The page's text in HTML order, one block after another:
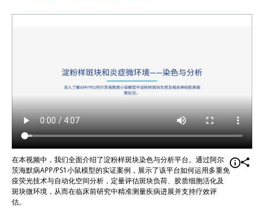
在本视频中，我们全面介绍了淀粉样斑块染色与分析平台。通过阿尔
茨海默病APP/PS1小鼠模型的实证案例，展示了该平台如何运用多重免
疫荧光技术与自动化空间分析，定量评估斑块负荷、胶质细胞活化及
斑块微环境，从而在临床前研究中精准测量疾病进展并支持疗效评
估。